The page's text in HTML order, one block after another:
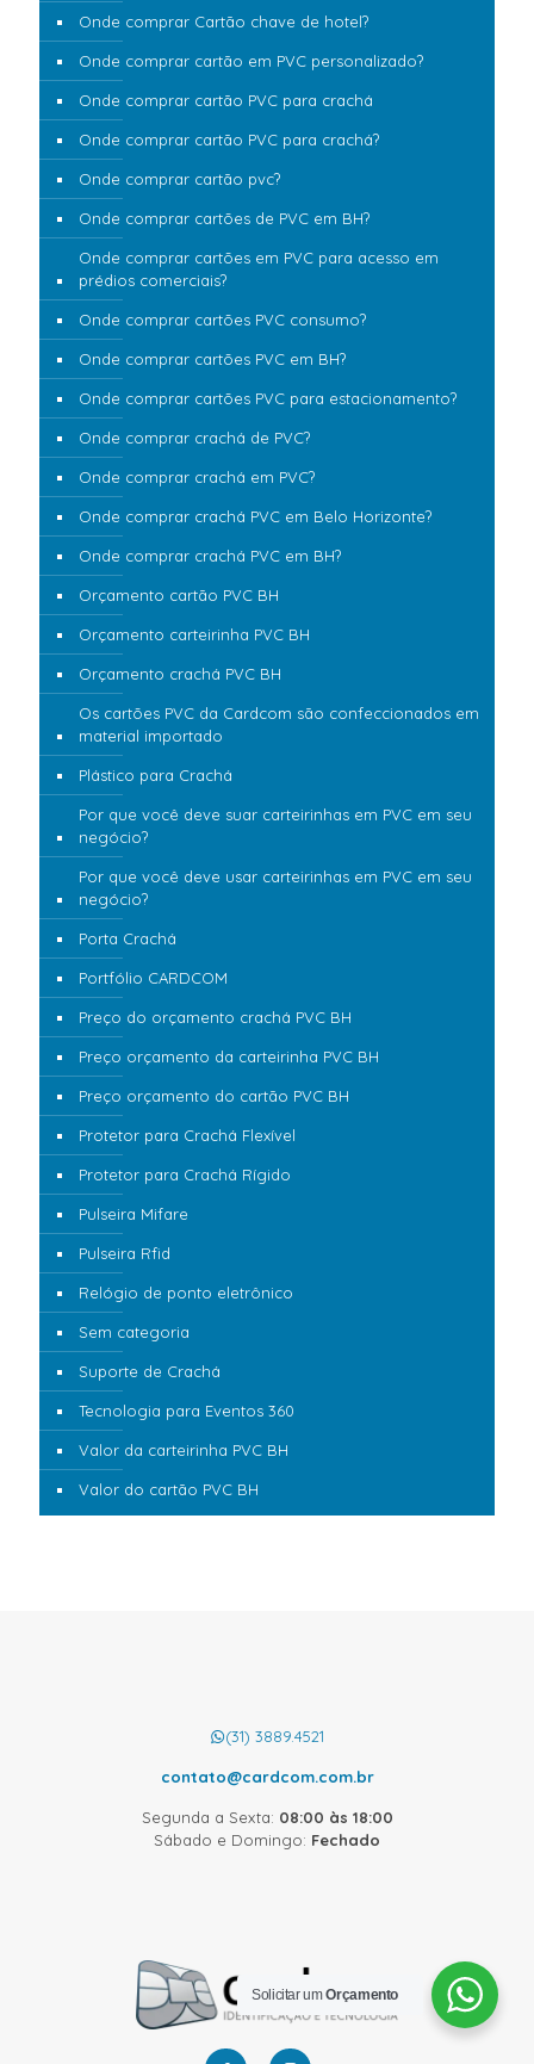
Onde comprar Cartão chave de hotel?
Onde comprar cartão em PVC personalizado?
Onde comprar cartão PVC para crachá
Onde comprar cartão PVC para crachá?
Onde comprar cartão pvc?
Onde comprar cartões de PVC em BH?
Onde comprar cartões em PVC para acesso em
prédios comerciais?
Onde comprar cartões PVC consumo?
Onde comprar cartões PVC em BH?
Onde comprar cartões PVC para estacionamento?
Onde comprar crachá de PVC?
Onde comprar crachá em PVC?
Onde comprar crachá PVC em Belo Horizonte?
Onde comprar crachá PVC em BH?
Orçamento cartão PVC BH
Orçamento carteirinha PVC BH
Orçamento crachá PVC BH
Os cartões PVC da Cardcom são confeccionados em
material importado
Plástico para Crachá
Por que você deve suar carteirinhas em PVC em seu
negócio?
Por que você deve usar carteirinhas em PVC em seu
negócio?
Porta Crachá
Portfólio CARDCOM
Preço do orçamento crachá PVC BH
Preço orçamento da carteirinha PVC BH
Preço orçamento do cartão PVC BH
Protetor para Crachá Flexível
Protetor para Crachá Rígido
Pulseira Mifare
Pulseira Rfid
Relógio de ponto eletrônico
Sem categoria
Suporte de Crachá
Tecnologia para Eventos 360
Valor da carteirinha PVC BH
Valor do cartão PVC BH
(31) 3889.4521
contato@cardcom.com.br
Segunda a Sexta: 08:00 às 18:00
Sábado e Domingo: Fechado
Solicitar umOrçamento